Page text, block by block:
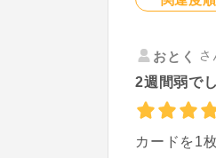
おとく
2週間弱で
カードを1